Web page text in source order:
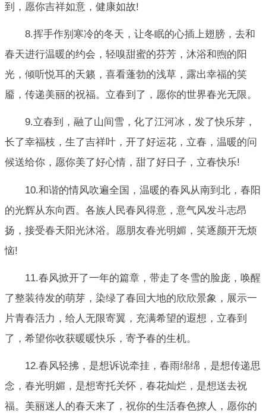
到，愿你吉祥如意，健康如故!
8.挥手作别寒冷的冬天，让冬眠的心插上翅膀，去和
春天进行温暖的约会，轻嗅甜蜜的芬芳，沐浴和煦的阳
光，倾听悦耳的天籁，喜看蓬勃的浅草，露出幸福的笑
靥，传递美丽的祝福。立春到了，愿你的世界春光无限。
9.立春到，融了山间雪，化了江河冰，发了快乐芽，
长了幸福枝，生了吉祥叶，开了好运花，立春，温暖的问
候送给你，愿你美了好心情，甜了好日子，立春快乐!
10.和谐的情风吹遍全国，温暖的春风从南到北，春阳
的光辉从东向西。各族人民春风得意，意气风发斗志昂
扬，接受春天阳光沐浴。愿朋友春光明媚，笑逐颜开无烦
恼!
11.春风掀开了一年的篇章，带走了冬雪的脸庞，唤醒
了整装待发的萌芽，染绿了春回大地的欣欣景象，展示一
片青春活力，给人无限寄翼，充满希望的遐想，立春到
了，希望你收获暖暖快乐，寄予春的生机。
12.春风轻拂，是想诉说牵挂，春雨绵绵，是想传递思
念，春光明媚，是想寄托关怀，春花灿烂，是想送去祝
福。美丽迷人的春天来了，祝你的生活春色撩人，愿你的